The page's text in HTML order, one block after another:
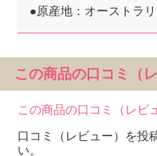
●原産地：オーストラ
この商品の口コミ（レ
この商品の口コミ（レビ
口コミ（レビュー）を投
い。